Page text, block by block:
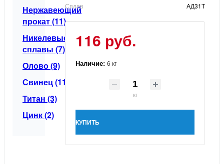
Нержавеющий
прокат (11)
Никелевые
сплавы (7)
Олово (9)
Свинец (11)
Титан (3)
Цинк (2)
Сплав АД31Т
116 руб.
Наличие: 6 кг
кг
КУПИТЬ